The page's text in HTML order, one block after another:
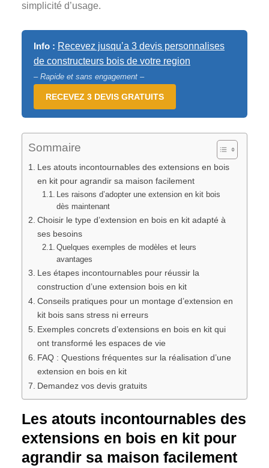
simplicité d’usage.
Info : Recevez jusqu’a 3 devis personnalises
de constructeurs bois de votre region
– Rapide et sans engagement –
RECEVEZ 3 DEVIS GRATUITS
Sommaire
Les atouts incontournables des extensions en bois
en kit pour agrandir sa maison facilement
Les raisons d’adopter une extension en kit bois
dès maintenant
Choisir le type d’extension en bois en kit adapté à
ses besoins
Quelques exemples de modèles et leurs
avantages
Les étapes incontournables pour réussir la
construction d’une extension bois en kit
Conseils pratiques pour un montage d’extension en
kit bois sans stress ni erreurs
Exemples concrets d’extensions en bois en kit qui
ont transformé les espaces de vie
FAQ : Questions fréquentes sur la réalisation d’une
extension en bois en kit
Demandez vos devis gratuits
Les atouts incontournables des
extensions en bois en kit pour
agrandir sa maison facilement